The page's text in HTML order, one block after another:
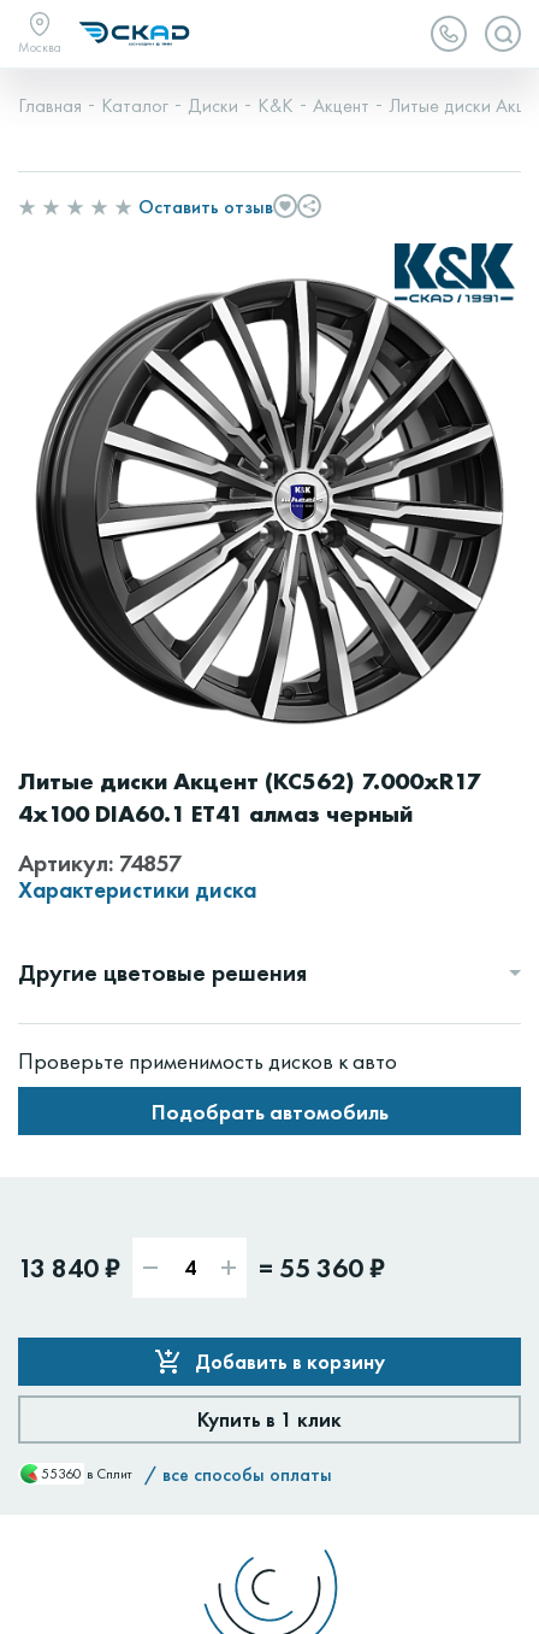
Москва
Главная Каталог Диски K&K Акцент Литые диски
Оставить отзыв
Литые диски Акцент (КС562) 7.000xR17
4x100 DIA60.1 ET41 алмаз черный
Артикул: 74857
Характеристики диска
Проверьте применимость дисков к авто
Подобрать автомобиль
13 840 ₽ = 55 360 ₽
Добавить в корзину
Купить в 1 клик
55360 в Сплит / все способы оплаты
Другие цветовые решения